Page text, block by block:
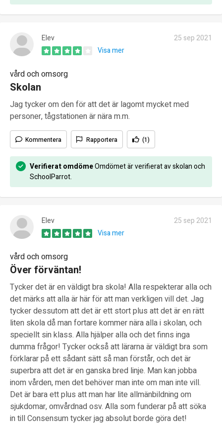
Elev
25 sep 2021
Visa mer
vård och omsorg
Skolan
Jag tycker om den för att det är lagomt mycket med
personer, tågstationen är nära m.m.
Kommentera Rapportera (1)
Verifierat omdömeOmdömet är verifierat av skolan och
SchoolParrot.
Elev
25 sep 2021
Visa mer
vård och omsorg
Över förväntan!
Tycker det är en väldigt bra skola! Alla respekterar alla och
det märks att alla är här för att man verkligen vill det. Jag
tycker dessutom att det är ett stort plus att det är en rätt
liten skola då man fortare kommer nära alla i skolan, och
speciellt sin klass. Alla hjälper alla och det finns inga
dumma frågor! Tycker också att lärarna är väldigt bra som
förklarar på ett sådant sätt så man förstår, och det är
superbra att det är en ganska bred linje. Man kan jobba
inom vården, men det behöver man inte om man inte vill.
Det är bara ett plus att man har lite allmänbildning om
sjukdomar, omvårdnad osv. Alla som funderar på att söka
in till Consensum tycker jag absolut borde göra det!